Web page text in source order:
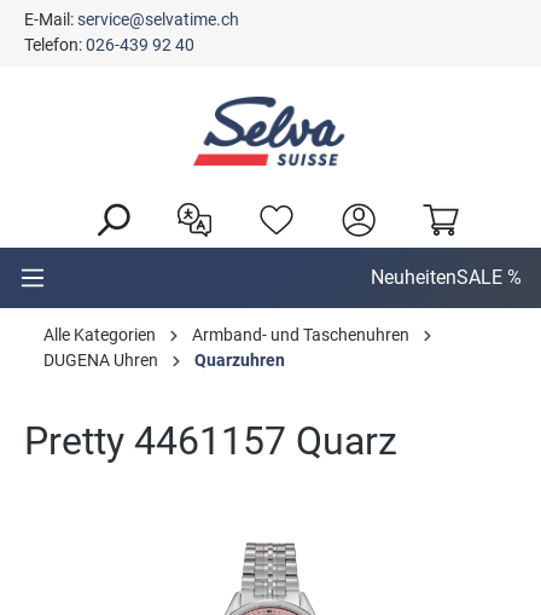
springen
E-Mail:service@selvatime.ch
Telefon:026-439 92 40
NeuheitenSALE %
Alle Kategorien
Armband- und Taschenuhren
DUGENA Uhren
Quarzuhren
Pretty 4461157 Quarz